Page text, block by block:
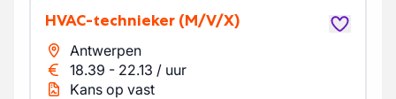
HVAC-technieker (M/V/X)
Antwerpen
18.39 - 22.13 / uur
Kans op vast